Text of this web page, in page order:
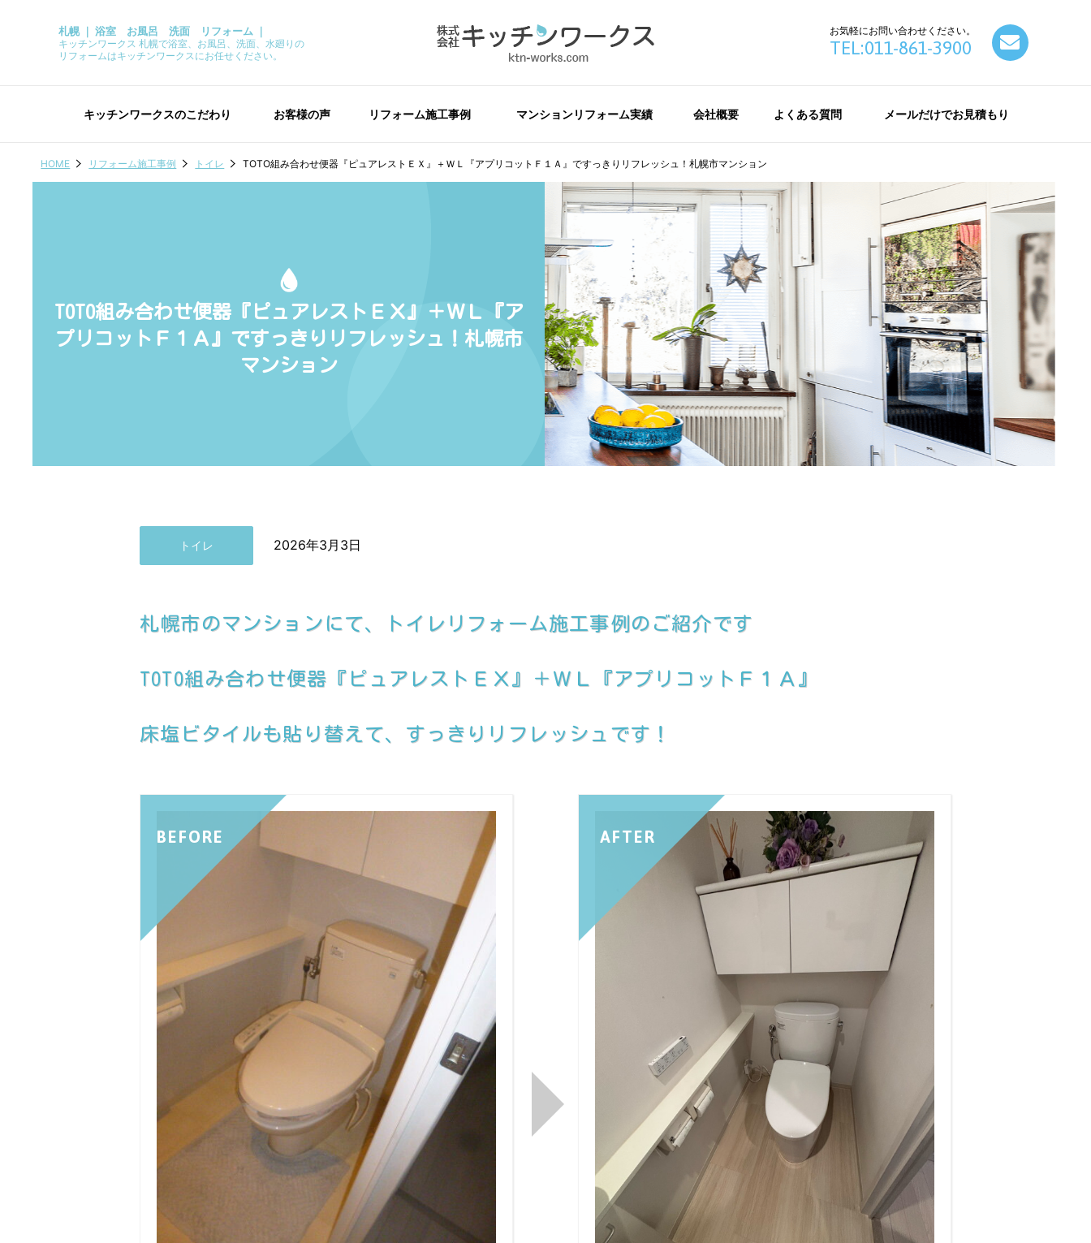
札幌 ｜ 浴室 お風呂 洗面 リフォーム ｜
キッチンワークス 札幌で浴室、お風呂、洗面、水廻りの
リフォームはキッチンワークスにお任せください。
お気軽にお問い合わせください。
TEL:011-861-3900
キッチンワークスのこだわり お客様の声 リフォーム施工事例 マンションリフォーム実績 会社概要 よくある質問 メールだけでお見積もり
HOME リフォーム施工事例 トイレ TOTO組み合わせ便器『ピュアレストＥＸ』＋ＷＬ『アプリコットＦ１Ａ』ですっきりリフレッシュ！札幌市マンション
TOTO組み合わせ便器『ピュアレストＥＸ』＋ＷＬ『ア
プリコットＦ１Ａ』ですっきりリフレッシュ！札幌市
マンション
トイレ 2026年3月3日
札幌市のマンションにて、トイレリフォーム施工事例のご紹介です
TOTO組み合わせ便器『ピュアレストＥＸ』＋ＷＬ『アプリコットＦ１Ａ』
床塩ビタイルも貼り替えて、すっきりリフレッシュです！
BEFORE AFTER